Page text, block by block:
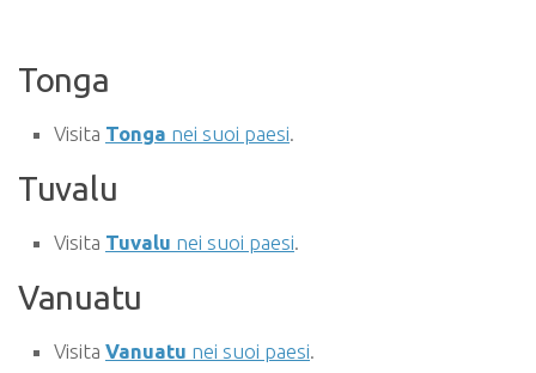
Tonga
Visita Tonga nei suoi paesi.
Tuvalu
Visita Tuvalu nei suoi paesi.
Vanuatu
Visita Vanuatu nei suoi paesi.